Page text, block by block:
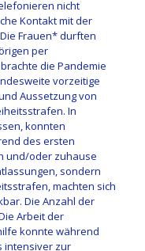
nicht
Kontakt mit der
Frauen* durften
per
die Pandemie
vorzeitige
Aussetzung von
In
konnten
des ersten
und/oder zuhause
sondern
machten sich
Die Anzahl der
Arbeit der
konnte während
intensiver zur